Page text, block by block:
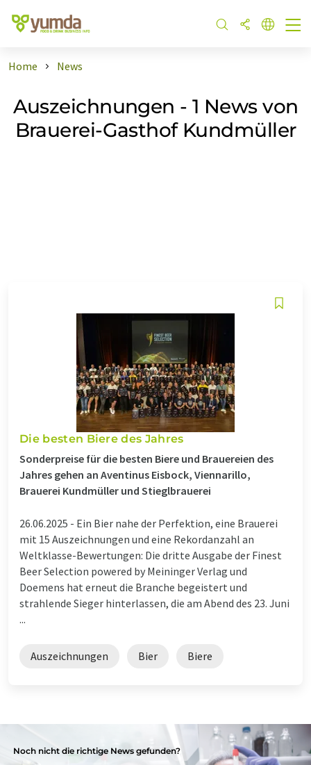
Home News
Auszeichnungen - 1 News von
Brauerei-Gasthof Kundmüller
Die besten Biere des Jahres
Sonderpreise für die besten Biere und Brauereien des
Jahres gehen an Aventinus Eisbock, Viennarillo,
Brauerei Kundmüller und Stieglbrauerei
26.06.2025 - Ein Bier nahe der Perfektion, eine Brauerei
mit 15 Auszeichnungen und eine Rekordanzahl an
Weltklasse-Bewertungen: Die dritte Ausgabe der Finest
Beer Selection powered by Meininger Verlag und
Doemens hat erneut die Branche begeistert und
strahlende Sieger hinterlassen, die am Abend des 23. Juni
...
Auszeichnungen Bier Biere
Noch nicht die richtige News gefunden?